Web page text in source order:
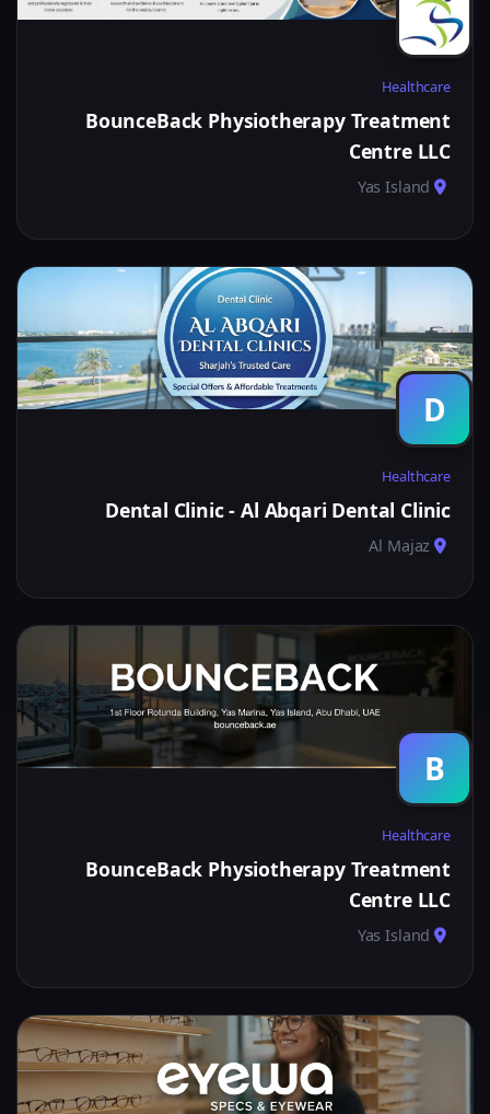
Healthcare
BounceBack Physiotherapy Treatment
Centre LLC
Yas Island
D
Healthcare
Dental Clinic - Al Abqari Dental Clinic
Al Majaz
B
Healthcare
BounceBack Physiotherapy Treatment
Centre LLC
Yas Island